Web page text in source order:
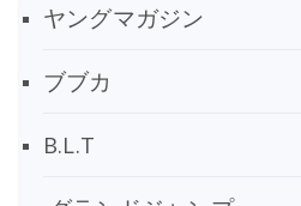
ヤングマガジン
ブブカ
B.L.T